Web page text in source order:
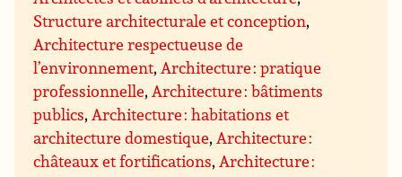
Structure architecturale et conception,
Architecture respectueuse de
l’environnement,Architecture : pratique
professionnelle,Architecture : bâtiments
publics,Architecture : habitations et
architecture domestique,Architecture :
châteaux et fortifications,Architecture :